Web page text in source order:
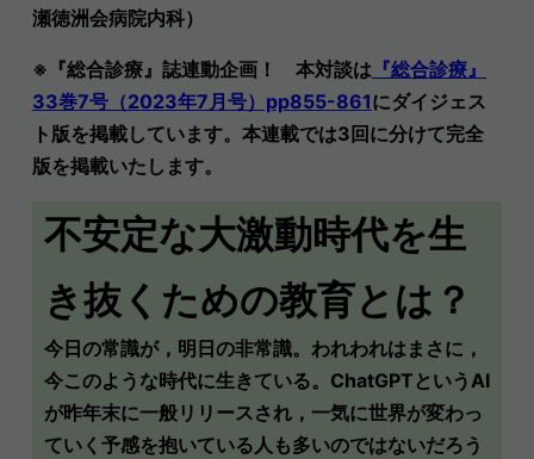
瀬徳洲会病院内科）
※『総合診療』誌連動企画！ 本対談は『総合診療』
33巻7号（2023年7月号）pp855-861にダイジェス
ト版を掲載しています。本連載では3回に分けて完全
版を掲載いたします。
不安定な大激動時代を生
き抜くための教育とは？
今日の常識が，明日の非常識。われわれはまさに，
今このような時代に生きている。ChatGPTというAI
が昨年末に一般リリースされ，一気に世界が変わっ
ていく予感を抱いている人も多いのではないだろう